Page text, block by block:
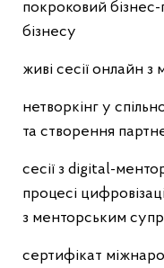
покроковий
бізнесу
живі сесії онлайн
нетворкінг у
та створення
сесії з digital-
процесі
з менторським
сертифікат